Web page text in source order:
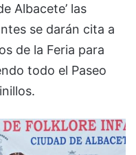
Albacete’ las
se darán cita a
de la Feria para
todo el Paseo